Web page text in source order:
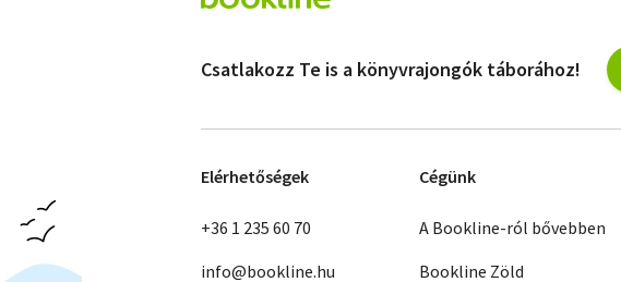
Csatlakozz Te is a könyvrajongók táborához!
Elérhetőségek
+36 1 235 60 70
info@bookline.hu
Cégünk
A Bookline-ról bővebben
Bookline Zöld